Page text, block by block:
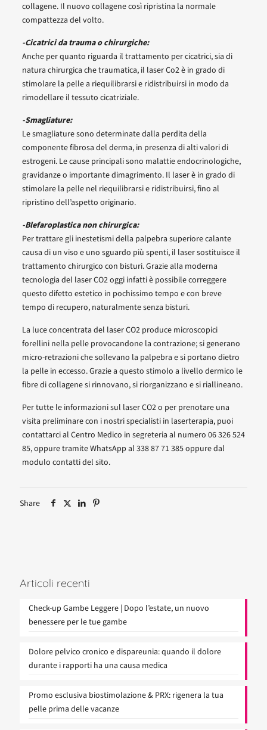
collagene. Il nuovo collagene così ripristina la normale
compattezza del volto.
-Cicatrici da trauma o chirurgiche:
Anche per quanto riguarda il trattamento per cicatrici, sia di
natura chirurgica che traumatica, il laser Co2 è in grado di
stimolare la pelle a riequilibrarsi e ridistribuirsi in modo da
rimodellare il tessuto cicatriziale.
-Smagliature:
Le smagliature sono determinate dalla perdita della
componente fibrosa del derma, in presenza di alti valori di
estrogeni. Le cause principali sono malattie endocrinologiche,
gravidanze o importante dimagrimento. Il laser è in grado di
stimolare la pelle nel riequilibrarsi e ridistribuirsi, fino al
ripristino dell’aspetto originario.
-Blefaroplastica non chirurgica:
Per trattare gli inestetismi della palpebra superiore calante
causa di un viso e uno sguardo più spenti, il laser sostituisce il
trattamento chirurgico con bisturi. Grazie alla moderna
tecnologia del laser CO2 oggi infatti è possibile correggere
questo difetto estetico in pochissimo tempo e con breve
tempo di recupero, naturalmente senza bisturi.
La luce concentrata del laser CO2 produce microscopici
forellini nella pelle provocandone la contrazione; si generano
micro-retrazioni che sollevano la palpebra e si portano dietro
la pelle in eccesso. Grazie a questo stimolo a livello dermico le
fibre di collagene si rinnovano, si riorganizzano e si riallineano.
Per tutte le informazioni sul laser CO2 o per prenotare una
visita preliminare con i nostri specialisti in laserterapia, puoi
contattarci al Centro Medico in segreteria al numero 06 326 524
85, oppure tramite WhatsApp al 338 87 71 385 oppure dal
modulo contatti del sito.
Share
Articoli recenti
Check-up Gambe Leggere | Dopo l’estate, un nuovo
benessere per le tue gambe
Dolore pelvico cronico e dispareunia: quando il dolore
durante i rapporti ha una causa medica
Promo esclusiva biostimolazione & PRX: rigenera la tua
pelle prima delle vacanze